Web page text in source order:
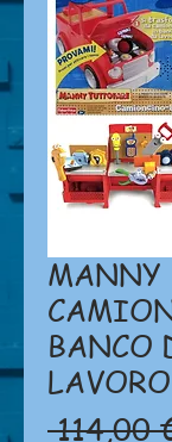
MANNY
BANCO
114,00